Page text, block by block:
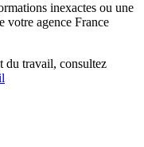
inexactes ou une
votre agence France
du travail, consultez